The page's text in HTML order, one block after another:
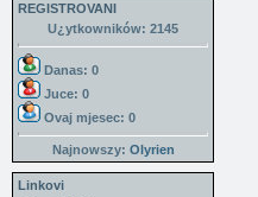
REGISTROVANI
U¿ytkowników: 2145
Danas: 0
Juce: 0
Ovaj mjesec: 0
Najnowszy: Olyrien
Linkovi